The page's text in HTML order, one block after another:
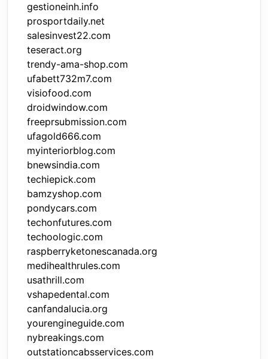
gestioneinh.info
prosportdaily.net
salesinvest22.com
teseract.org
trendy-ama-shop.com
ufabett732m7.com
visiofood.com
droidwindow.com
freeprsubmission.com
ufagold666.com
myinteriorblog.com
bnewsindia.com
techiepick.com
bamzyshop.com
pondycars.com
techonfutures.com
techoologic.com
raspberryketonescanada.org
medihealthrules.com
usathrill.com
vshapedental.com
canfandalucia.org
yourengineguide.com
nybreakings.com
outstationcabsservices.com